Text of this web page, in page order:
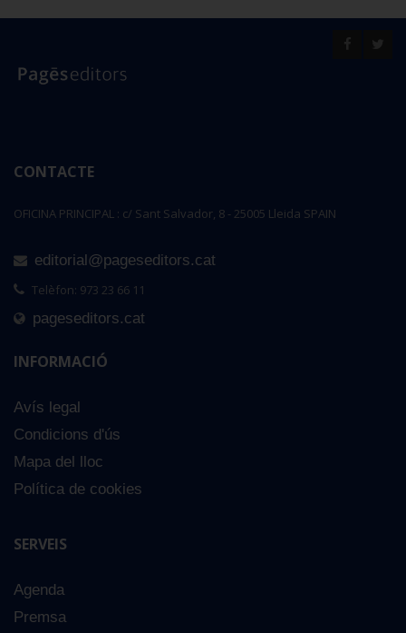
CONTACTE
OFICINA PRINCIPAL : c/ Sant Salvador, 8 - 25005 Lleida SPAIN
editorial@pageseditors.cat
Telèfon: 973 23 66 11
pageseditors.cat
INFORMACIÓ
Avís legal
Condicions d'ús
Mapa del lloc
Política de cookies
SERVEIS
Agenda
Premsa